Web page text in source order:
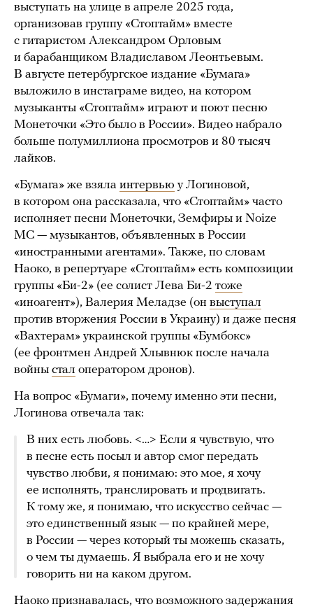
выступать на улице в апреле 2025 года,
организовав группу «Стоптайм» вместе
с гитаристом Александром Орловым
и барабанщиком Владиславом Леонтьевым.
В августе петербургское издание «Бумага»
выложило в инстаграме видео, на котором
музыканты «Стоптайм» играют и поют песню
Монеточки «Это было в России». Видео набрало
больше полумиллиона просмотров и 80 тысяч
лайков.
«Бумага» же взяла интервью у Логиновой,
в котором она рассказала, что «Стоптайм» часто
исполняет песни Монеточки, Земфиры и Noize
MC — музыкантов, объявленных в России
«иностранными агентами». Также, по словам
Наоко, в репертуаре «Стоптайм» есть композиции
группы «Би-2» (ее солист Лева Би-2 тоже
«иноагент»), Валерия Меладзе (он выступал
против вторжения России в Украину) и даже песня
«Вахтерам» украинской группы «Бумбокс»
(ее фронтмен Андрей Хлывнюк после начала
войны стал оператором дронов).
На вопрос «Бумаги», почему именно эти песни,
Логинова отвечала так:
В них есть любовь. <…> Если я чувствую, что
в песне есть посыл и автор смог передать
чувство любви, я понимаю: это мое, я хочу
ее исполнять, транслировать и продвигать.
К тому же, я понимаю, что искусство сейчас —
это единственный язык — по крайней мере,
в России — через который ты можешь сказать,
о чем ты думаешь. Я выбрала его и не хочу
говорить ни на каком другом.
Наоко признавалась, что возможного задержания